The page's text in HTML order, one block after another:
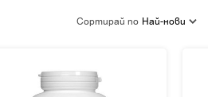
Сортирай по Най-нови